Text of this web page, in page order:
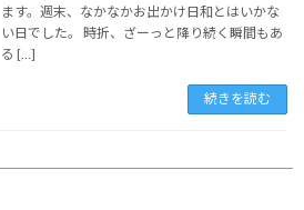
ます。週末、なかなかお出かけ日和とはいかな
い日でした。 時折、ざーっと降り続く瞬間もあ
る […]
続きを読む